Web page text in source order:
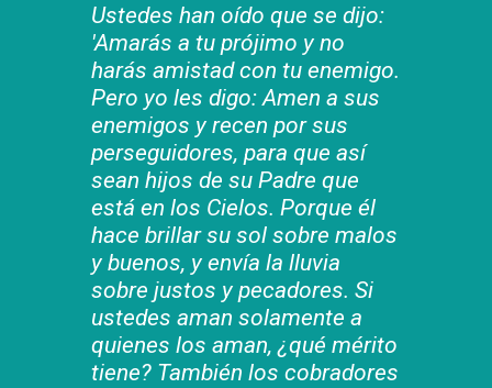
Ustedes han oído que se dijo:
'Amarás a tu prójimo y no
harás amistad con tu enemigo.
Pero yo les digo: Amen a sus
enemigos y recen por sus
perseguidores, para que así
sean hijos de su Padre que
está en los Cielos. Porque él
hace brillar su sol sobre malos
y buenos, y envía la lluvia
sobre justos y pecadores. Si
ustedes aman solamente a
quienes los aman, ¿qué mérito
tiene? También los cobradores